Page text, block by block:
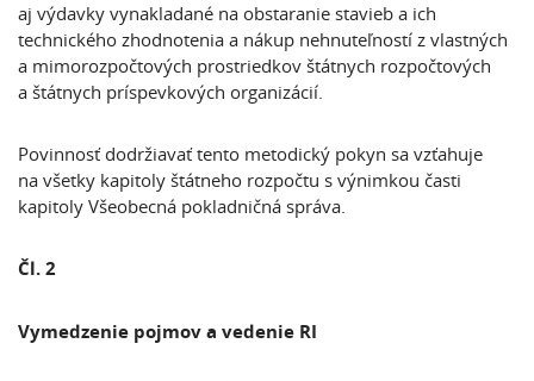
aj výdavky vynakladané na obstaranie stavieb a ich
technického zhodnotenia a nákup nehnuteľností z vlastných
a mimorozpočtových prostriedkov štátnych rozpočtových
a štátnych príspevkových organizácií.
Povinnosť dodržiavať tento metodický pokyn sa vzťahuje
na všetky kapitoly štátneho rozpočtu s výnimkou časti
kapitoly Všeobecná pokladničná správa.
Čl. 2
Vymedzenie pojmov a vedenie RI